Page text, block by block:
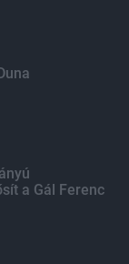
a Gál Ferenc